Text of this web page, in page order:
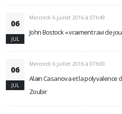
06
JUL
Mercredi 6 juillet 2016 à 07h49
John Bostock « vraiment ravi de
06
JUL
Mercredi 6 juillet 2016 à 07h00
Alain Casanova et la polyvalence
Zoubir